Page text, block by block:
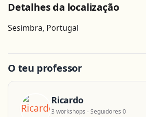
Detalhes da localização
Sesimbra, Portugal
O teu professor
Ricardo
3 workshops - Seguidores 0